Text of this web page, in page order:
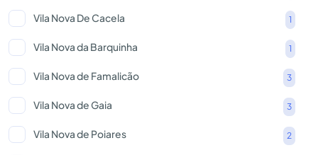
Vila Nova De Cacela 1
Vila Nova da Barquinha 1
Vila Nova de Famalicão 3
Vila Nova de Gaia 3
Vila Nova de Poiares 2